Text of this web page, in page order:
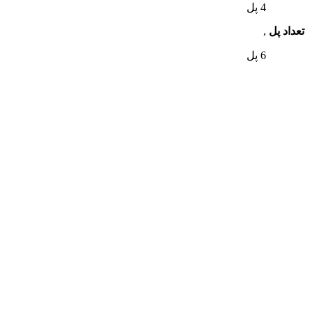
تعداد پل
4 پل
,
6 پل